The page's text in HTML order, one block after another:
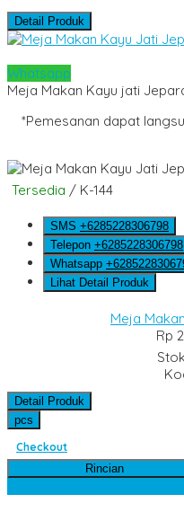
Detail Produk
Whatsapp
Meja Makan Kayu jati
*Pemesanan dapat
Tersedia / K-144
SMS +6285228306798
Telepon +6285228306798
Whatsapp
Lihat Detail Produk
Meja
Rp
Detail Produk
pcs
Checkout
Rincian